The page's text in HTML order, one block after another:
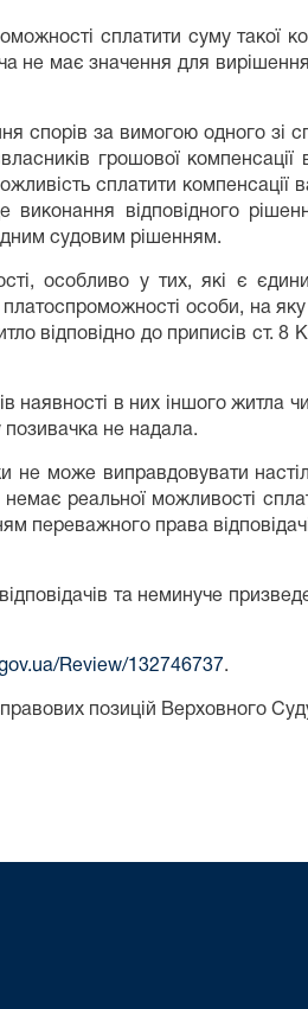
сплатити суму такої
не має значення для
спорів за вимогою одного зі
грошової компенсації
сплатити компенсації
відповідного
судовим рішенням.
особливо у тих, які є
особи, на
відповідно до приписів ст. 8
в них іншого житла
позивачка не надала.
не може виправдовувати
реальної можливості
права
та неминуче
Review/132746737.
позицій Верховного